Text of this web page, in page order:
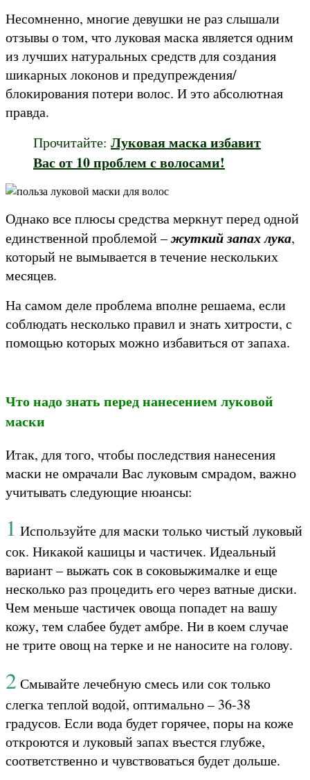
Несомненно, многие девушки не раз слышали
отзывы о том, что луковая маска является одним
из лучших натуральных средств для создания
шикарных локонов и предупреждения/
блокирования потери волос. И это абсолютная
правда.
Прочитайте: Луковая маска избавит
Вас от 10 проблем с волосами!
Однако все плюсы средства меркнут перед одной
единственной проблемой –жуткий запах лука,
который не вымывается в течение нескольких
месяцев.
На самом деле проблема вполне решаема, если
соблюдать несколько правил и знать хитрости, с
помощью которых можно избавиться от запаха.
Что надо знать перед нанесением луковой
маски
Итак, для того, чтобы последствия нанесения
маски не омрачали Вас луковым смрадом, важно
учитывать следующие нюансы:
1 Используйте для маски только чистый луковый
сок. Никакой кашицы и частичек. Идеальный
вариант – выжать сок в соковыжималке и еще
несколько раз процедить его через ватные диски.
Чем меньше частичек овоща попадет на вашу
кожу, тем слабее будет амбре. Ни в коем случае
не трите овощ на терке и не наносите на голову.
2 Смывайте лечебную смесь или сок только
слегка теплой водой, оптимально – 36-38
градусов. Если вода будет горячее, поры на коже
откроются и луковый запах въестся глубже,
соответственно и чувствоваться будет дольше.